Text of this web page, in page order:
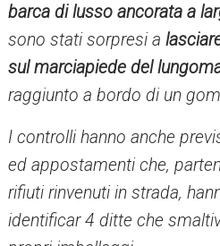
barca di lusso ancorata a
sono stati sorpresi a
sul marciapiede del
raggiunto a bordo di un
I controlli hanno anche
ed appostamenti che,
rifiuti rinvenuti in strada,
identificar 4 ditte che